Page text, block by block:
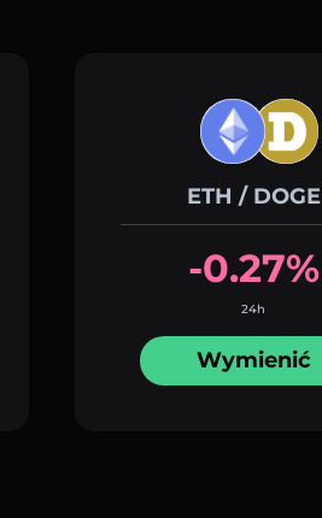
ETH / DOGE
-0.27%
24h
Wymienić